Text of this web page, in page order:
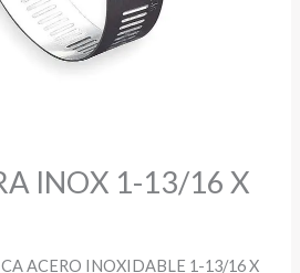
INOX 1-13/16 X
ACERO INOXIDABLE 1-13/16 X